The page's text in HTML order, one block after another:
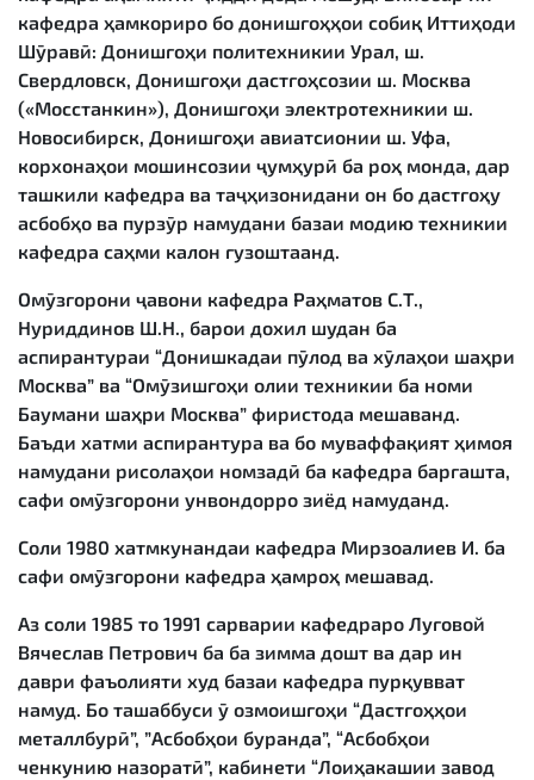
кафедра ҳамкориро бо донишгоҳҳои собиқ Иттиҳоди
Шӯравӣ: Донишгоҳи политехникии Урал, ш.
Свердловск, Донишгоҳи дастгоҳсозии ш. Москва
(«Мосстанкин»), Донишгоҳи электротехникии ш.
Новосибирск, Донишгоҳи авиатсионии ш. Уфа,
корхонаҳои мошинсозии ҷумҳурӣ ба роҳ монда, дар
ташкили кафедра ва таҷҳизонидани он бо дастгоҳу
асбобҳо ва пурзӯр намудани базаи модию техникии
кафедра саҳми калон гузоштаанд.
Омӯзгорони ҷавони кафедра Раҳматов С.Т.,
Нуриддинов Ш.Н., барои дохил шудан ба
аспирантураи “Донишкадаи пӯлод ва хӯлаҳои шаҳри
Москва” ва “Омӯзишгоҳи олии техникии ба номи
Баумани шаҳри Москва” фиристода мешаванд.
Баъди хатми аспирантура ва бо муваффақият ҳимоя
намудани рисолаҳои номзадӣ ба кафедра баргашта,
сафи омӯзгорони унвондорро зиёд намуданд.
Соли 1980 хатмкунандаи кафедра Мирзоалиев И. ба
сафи омӯзгорони кафедра ҳамроҳ мешавад.
Аз соли 1985 то 1991 сарварии кафедраро Луговой
Вячеслав Петрович ба ба зимма дошт ва дар ин
даври фаъолияти худ базаи кафедра пурқувват
намуд. Бо ташаббуси ӯ озмоишгоҳи “Дастгоҳҳои
металлбурӣ”, ”Асбобҳои буранда”, “Асбобҳои
ченкунию назоратӣ”, кабинети “Лоиҳакашии завод